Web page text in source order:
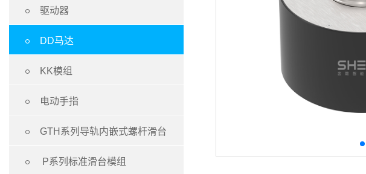
 驱动器
 DD马达
 KK模组
 电动手指
 GTH系列导轨内嵌式螺杆滑台
 P系列标准滑台模组